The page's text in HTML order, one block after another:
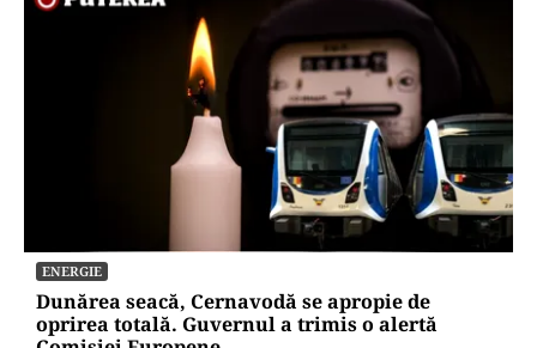
ENERGIE
Dunărea seacă, Cernavodă se apropie de
oprirea totală. Guvernul a trimis o alertă